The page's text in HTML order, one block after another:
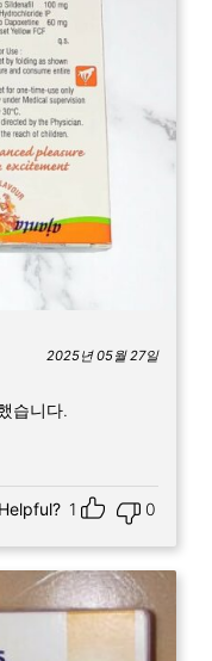
2025년 05월 27일
습니다.
Helpful? 1 0